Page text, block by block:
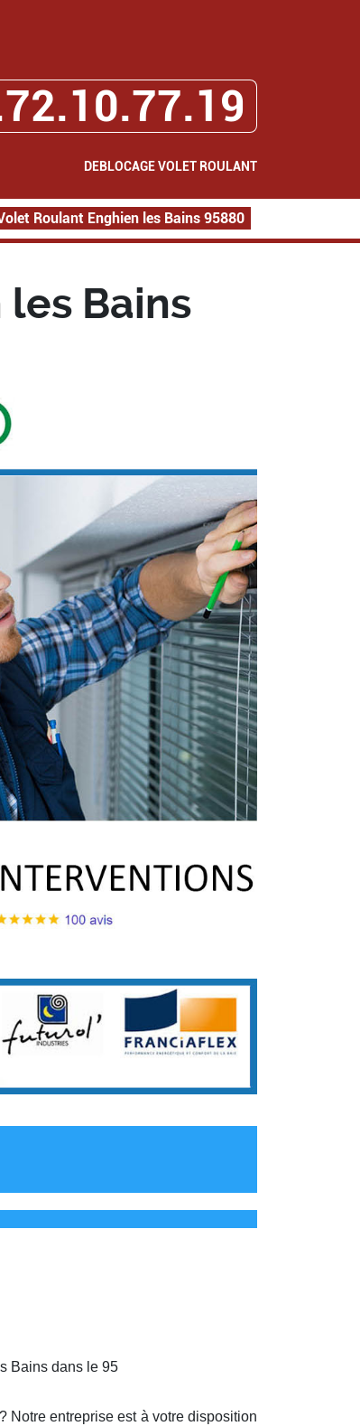
DEBLOCAGE VOLET ROULANT
Roulant Enghien les Bains 95880
Bains
Bains dans le 95
Notre entreprise est à votre disposition